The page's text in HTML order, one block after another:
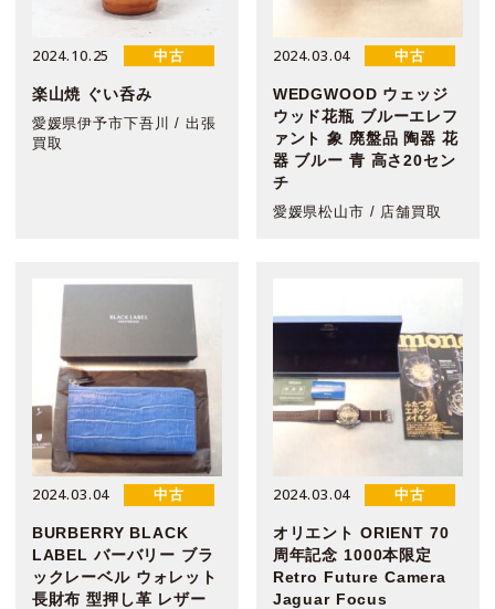
2024.10.25 中古
楽山焼 ぐい呑み
愛媛県伊予市下吾川 / 出張
買取
2024.03.04 中古
WEDGWOOD ウェッジ
ウッド花瓶 ブルーエレフ
ァント 象 廃盤品 陶器 花
器 ブルー 青 高さ20セン
チ
愛媛県松山市 / 店舗買取
2024.03.04 中古
BURBERRY BLACK
LABEL バーバリー ブラ
ックレーベル ウォレット
長財布 型押し革 レザー
2024.03.04 中古
オリエント ORIENT 70
周年記念 1000本限定
Retro Future Camera
Jaguar Focus